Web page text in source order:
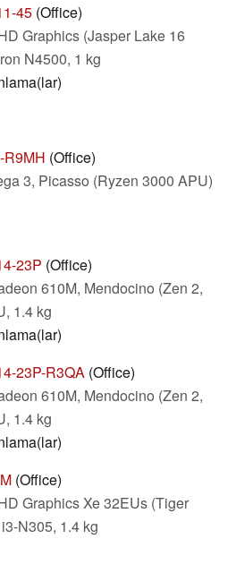
45 (Office)
Graphics (Jasper Lake 16
N4500, 1 kg
R9MH (Office)
3, Picasso (Ryzen 3000 APU)
23P (Office)
610M, Mendocino (Zen 2,
1.4 kg
23P-R3QA (Office)
610M, Mendocino (Zen 2,
1.4 kg
(Office)
Graphics Xe 32EUs (Tiger
N305, 1.4 kg